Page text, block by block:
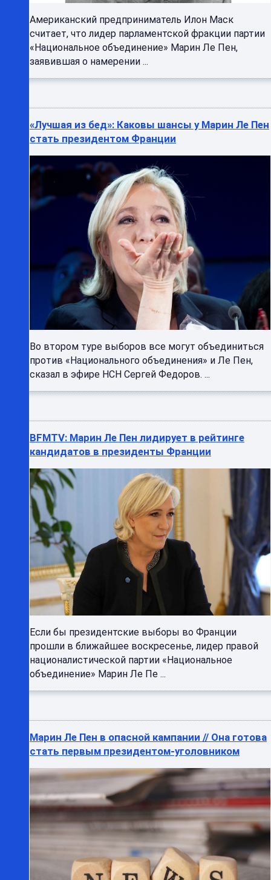
Американский предприниматель Илон Маск
считает, что лидер парламентской фракции партии
«Национальное объединение» Марин Ле Пен,
заявившая о намерении ...
«Лучшая из бед»: Каковы шансы у Марин Ле Пен
стать президентом Франции
Во втором туре выборов все могут объединиться
против «Национального объединения» и Ле Пен,
сказал в эфире НСН Сергей Федоров. ...
BFMTV: Марин Ле Пен лидирует в рейтинге
кандидатов в президенты Франции
Если бы президентские выборы во Франции
прошли в ближайшее воскресенье, лидер правой
националистической партии «Национальное
объединение» Марин Ле Пе ...
Марин Ле Пен в опасной кампании // Она готова
стать первым президентом-уголовником